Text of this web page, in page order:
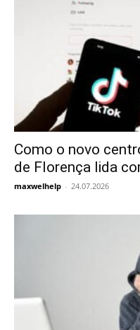
Como o novo
de Florença lida
maxwelhelp - 24.07.2026